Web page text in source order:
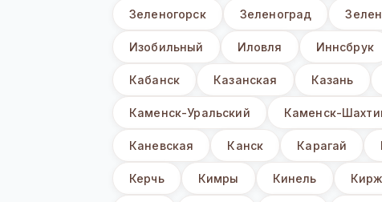
Зеленогорск Зеленоград
Изобильный Иловля Иннсбрук
Кабанск Казанская Казань
Каменск-Уральский Каменск-
Каневская Канск Карагай
Керчь Кимры Кинель